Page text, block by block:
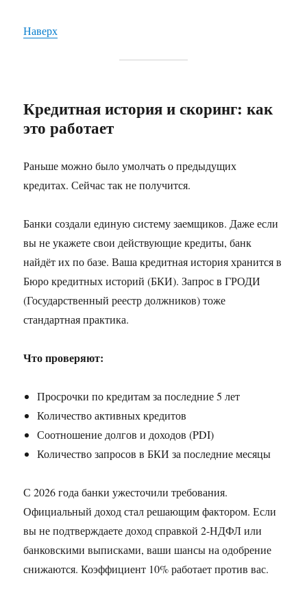
Наверх
Кредитная история и скоринг: как
это работает
Раньше можно было умолчать о предыдущих
кредитах. Сейчас так не получится.
Банки создали единую систему заемщиков. Даже если
вы не укажете свои действующие кредиты, банк
найдёт их по базе. Ваша кредитная история хранится в
Бюро кредитных историй (БКИ). Запрос в ГРОДИ
(Государственный реестр должников) тоже
стандартная практика.
Что проверяют:
Просрочки по кредитам за последние 5 лет
Количество активных кредитов
Соотношение долгов и доходов (PDI)
Количество запросов в БКИ за последние месяцы
С 2026 года банки ужесточили требования.
Официальный доход стал решающим фактором. Если
вы не подтверждаете доход справкой 2-НДФЛ или
банковскими выписками, ваши шансы на одобрение
снижаются. Коэффициент 10% работает против вас.